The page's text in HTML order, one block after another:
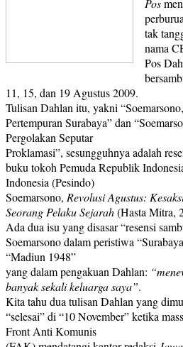
Pos
tak
nama
Pos
11, 15, dan 19 Agustus 2009.
Tulisan Dahlan itu, yakni
Pertempuran Surabaya” dan
Pergolakan Seputar
Proklamasi”, sesungguhnya adalah
buku tokoh Pemuda Republik
Indonesia (Pesindo)
Soemarsono, Revolusi Agustus:
Seorang Pelaku Sejarah(Hasta Mitra,
Ada dua isu yang disasar “resensi
Soemarsono dalam peristiwa
“Madiun 1948”
yang dalam pengakuan Dahlan:
banyak sekali keluarga saya”.
Kita tahu dua tulisan Dahlan yang
“selesai” di “10 November” ketika
Front Anti Komunis